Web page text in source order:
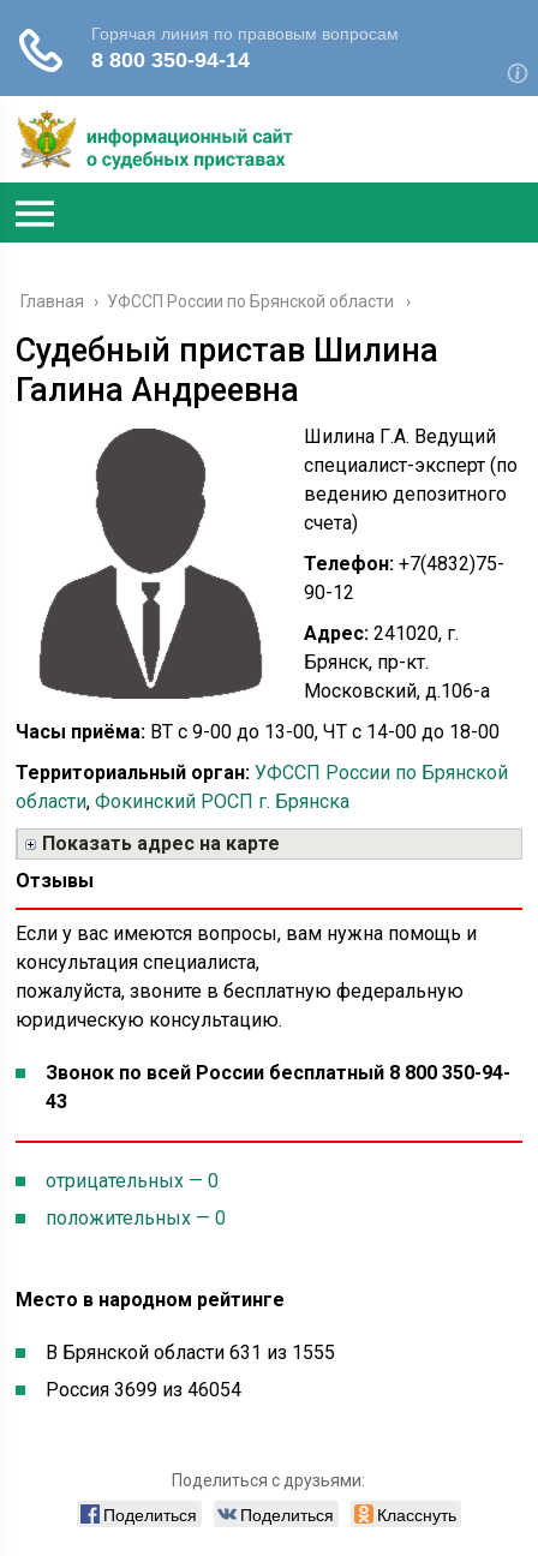
Главная › УФССП России по Брянской области
Судебный пристав Шилина
Галина Андреевна
Шилина Г.А. Ведущий
специалист-эксперт (по
ведению депозитного
счета)
Телефон: +7(4832)75-
90-12
Адрес: 241020, г.
Брянск, пр-кт.
Московский, д.106-а
Часы приёма: ВТ с 9-00 до 13-00, ЧТ с 14-00 до 18-00
Территориальный орган: УФССП России по Брянской
области,Фокинский РОСП г. Брянска
Показать адрес на карте
Отзывы
Если у вас имеются вопросы, вам нужна помощь и
консультация специалиста,
пожалуйста, звоните в бесплатную федеральную
юридическую консультацию.
Звонок по всей России бесплатный 8 800 350-94-
43
отрицательных — 0
положительных — 0
Место в народном рейтинге
В Брянской области 631 из 1555
Россия 3699 из 46054
Поделиться с друзьями:
Поделиться Поделиться Класснуть